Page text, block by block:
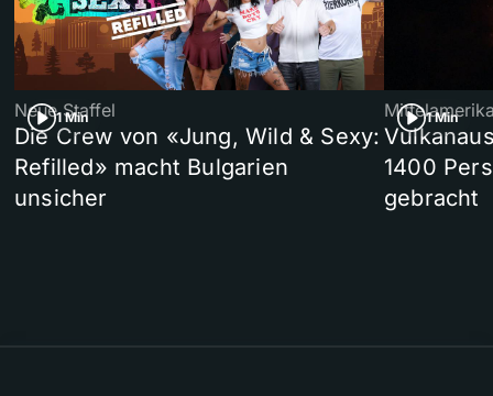
1 Min
Neue Staffel
Die Crew von «Jung, Wild & Sexy:
Refilled» macht Bulgarien
unsicher
1 Min
1400
gebracht